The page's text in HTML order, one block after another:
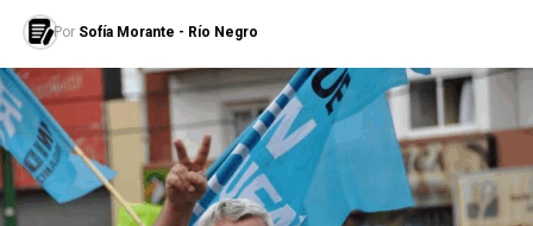
Por Sofía Morante - Río Negro